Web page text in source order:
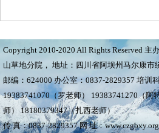
Copyright 2010-2020 All Rights Reserved 主
山草地分院， 地址：四川省阿坝州马尔康市
邮编：624000 办公室：0837-2829357 培训
19383741070（罗老师） 19383741270（阿
师） 18180379347（扎西老师）
传 真：0837-2829357 网 址：